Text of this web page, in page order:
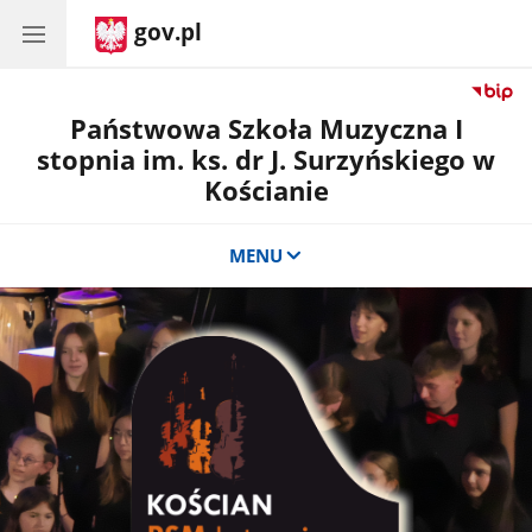
gov.pl
Państwowa Szkoła Muzyczna I
stopnia im. ks. dr J. Surzyńskiego w
Kościanie
MENU